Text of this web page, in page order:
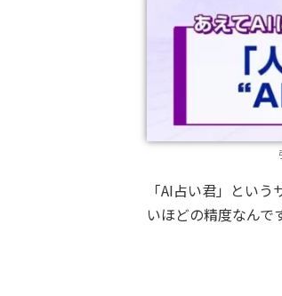
「AI占い君」とい
いほどの精度なんで